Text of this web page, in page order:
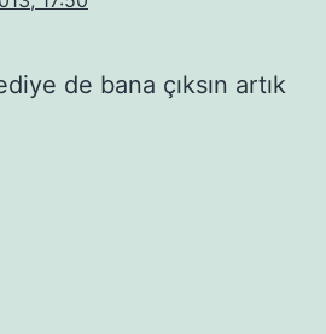
de bana çıksın artık